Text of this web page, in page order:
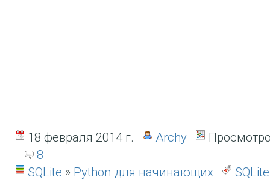
18 февраля 2014 г. Archy
8
SQLite » Python для начинающих